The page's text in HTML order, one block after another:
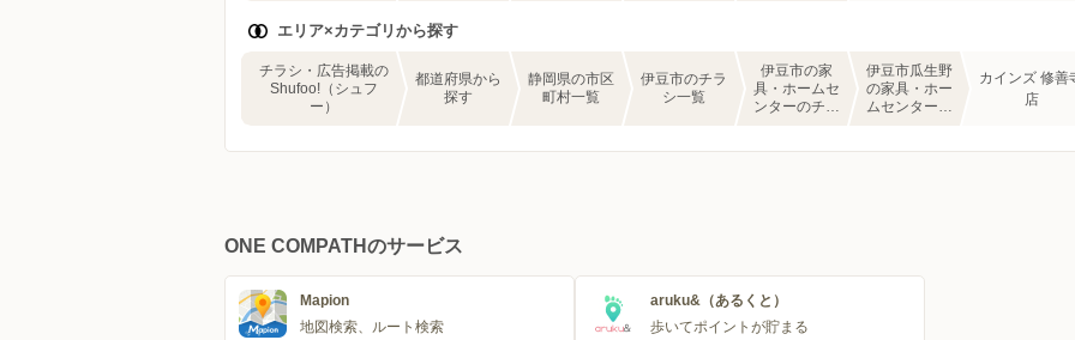
エリア×カテゴリから探す
チラシ・広告掲載の
Shufoo!（シュフ
ー）
都道府県から
探す
静岡県の市区
町村一覧
伊豆市のチラ
シ一覧
伊豆市の家
具・ホームセ
ンターのチラ
伊豆市瓜生野
の家具・ホー
ムセンターの
カインズ 修善
店
ONE COMPATHのサービス
Mapion
地図検索、ルート検索
aruku&（あるくと）
歩いてポイントが貯まる